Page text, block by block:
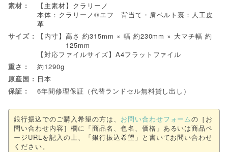
素材
【主素材】クラリーノ
本体：クラリーノ®エフ 背当て・肩ベルト裏：人工皮
革
サイズ
【内寸】高さ 約315mm × 幅 約230mm × 大マチ幅 約
125mm
【対応ファイルサイズ】A4フラットファイル
重さ
約1290g
原産国
日本
保証
6年間修理保証（代替ランドセル無料貸し出し）
銀行振込でのご購入希望の方は、 お問い合わせフォームの［お
問い合わせ内容］欄に「商品名、色名、価格」あるいは商品ペ
ージURLを記入の上、「銀行振込希望」と書いてお問い合わせ
ください。